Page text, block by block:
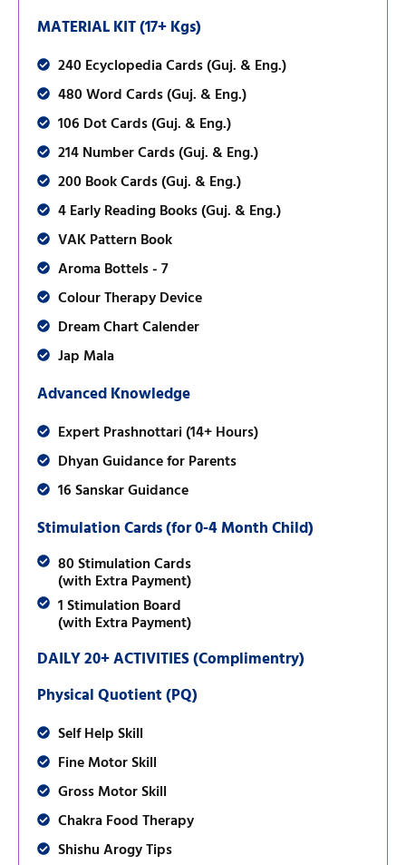
MATERIAL KIT (17+ Kgs)
240 Ecyclopedia Cards (Guj. & Eng.)
480 Word Cards (Guj. & Eng.)
106 Dot Cards (Guj. & Eng.)
214 Number Cards (Guj. & Eng.)
200 Book Cards (Guj. & Eng.)
4 Early Reading Books (Guj. & Eng.)
VAK Pattern Book
Aroma Bottels - 7
Colour Therapy Device
Dream Chart Calender
Jap Mala
Advanced Knowledge
Expert Prashnottari (14+ Hours)
Dhyan Guidance for Parents
16 Sanskar Guidance
Stimulation Cards (for 0-4 Month Child)
80 Stimulation Cards
(with Extra Payment)
1 Stimulation Board
(with Extra Payment)
DAILY 20+ ACTIVITIES (Complimentry)
Physical Quotient (PQ)
Self Help Skill
Fine Motor Skill
Gross Motor Skill
Chakra Food Therapy
Shishu Arogy Tips